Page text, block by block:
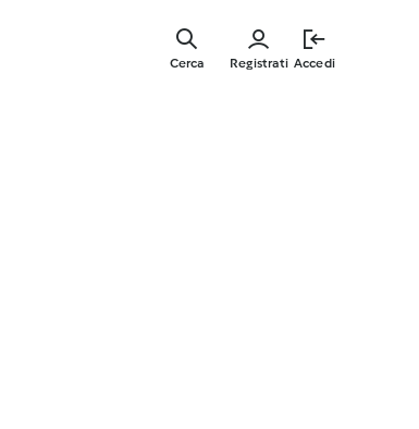
Registrati Accedi
Cerca